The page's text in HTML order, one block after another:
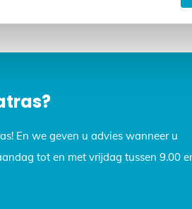
verder. Stuur een e-mail naar
En we geven u advies wanneer u
tot en met vrijdag tussen 9.00